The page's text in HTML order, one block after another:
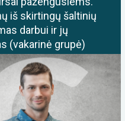
iš skirtingų šaltinių
darbui ir jų
(vakarinė grupė)